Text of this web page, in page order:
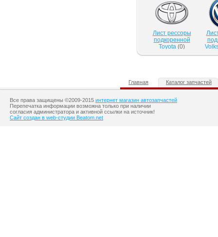
Лист рессоры
подкоренной
Toyota (0)
Главная Каталог запчастей
Все права защищены ©2009-2015 интернет магазин автозапчастей
Перепечатка информации возможна только при наличии
согласия администратора и активной ссылки на источник!
Сайт создан в web-студии Beatom.net